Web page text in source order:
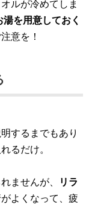
ルが冷めてしま
を用意しておく
意を！
するまでもあり
るだけ。
ませんが、
リラ
よくなって、疲